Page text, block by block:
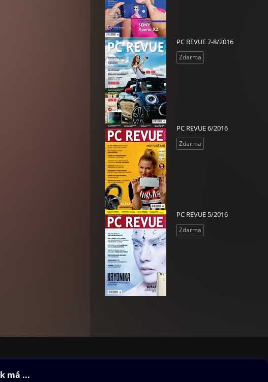
PC REVUE 7-8/2016
Zdarma
PC REVUE 6/2016
Zdarma
PC REVUE 5/2016
Zdarma